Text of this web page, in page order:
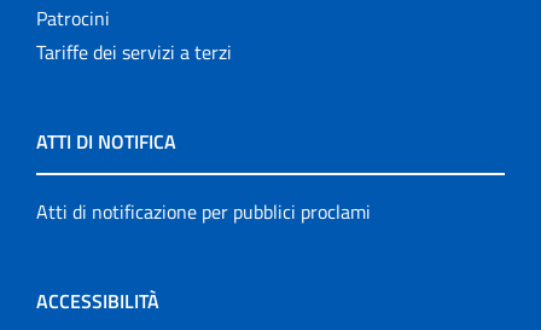
Patrocini
Tariffe dei servizi a terzi
ATTI DI NOTIFICA
Atti di notificazione per pubblici proclami
ACCESSIBILITÀ